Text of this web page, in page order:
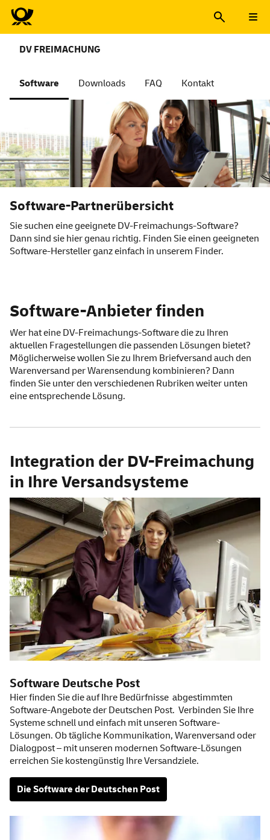
DV FREIMACHUNG
Software Downloads FAQ Kontakt
Software-Partnerübersicht
Sie suchen eine geeignete DV-Freimachungs-Software?
Dann sind sie hier genau richtig. Finden Sie einen geeigneten
Software-Hersteller ganz einfach in unserem Finder.
Software-Anbieter finden
Wer hat eine DV-Freimachungs-Software die zu Ihren
aktuellen Fragestellungen die passenden Lösungen bietet?
Möglicherweise wollen Sie zu Ihrem Briefversand auch den
Warenversand per Warensendung kombinieren? Dann
finden Sie unter den verschiedenen Rubriken weiter unten
eine entsprechende Lösung.
Integration der DV-Freimachung
in Ihre Versandsysteme
Software Deutsche Post
Hier finden Sie die auf Ihre Bedürfnisse abgestimmten
Software-Angebote der Deutschen Post. Verbinden Sie Ihre
Systeme schnell und einfach mit unseren Software-
Lösungen. Ob tägliche Kommunikation, Warenversand oder
Dialogpost – mit unseren modernen Software-Lösungen
erreichen Sie kostengünstig Ihre Versandziele.
Die Software der Deutschen Post